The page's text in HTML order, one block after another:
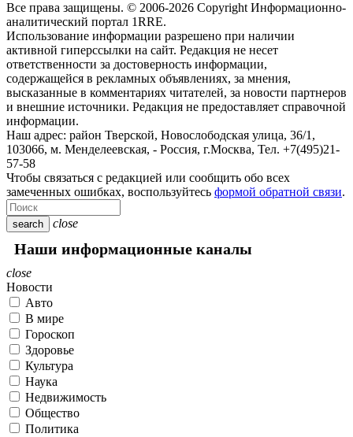
Все права защищены. © 2006-2026 CopyrightИнформационно-
аналитический портал 1RRE.
Использование информации разрешено при наличии
активной гиперссылки на сайт. Редакция не несет
ответственности за достоверность информации,
содержащейся в рекламных объявлениях, за мнения,
высказанные в комментариях читателей, за новости партнеров
и внешние источники. Редакция не предоставляет справочной
информации.
Наш адрес: район Тверской, Новослободская улица, 36/1,
103066, м. Менделеевская, - Россия, г.Москва, Тел. +7(495)21-
57-58
Чтобы связаться с редакцией или сообщить обо всех
замеченных ошибках, воспользуйтесь формой обратной связи.
search close
Наши информационные каналы
close
Новости
Авто
В мире
Гороскоп
Здоровье
Культура
Наука
Недвижимость
Общество
Политика